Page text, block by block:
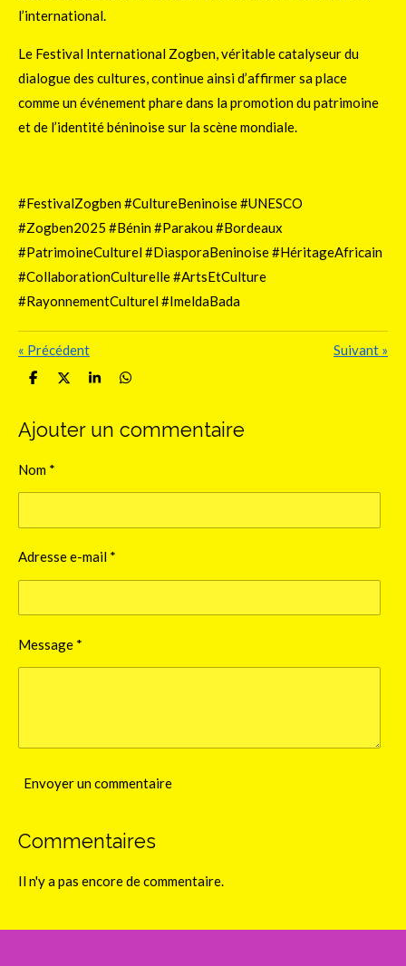
l’international.
Le Festival International Zogben, véritable catalyseur du
dialogue des cultures, continue ainsi d’affirmer sa place
comme un événement phare dans la promotion du patrimoine
et de l’identité béninoise sur la scène mondiale.
#FestivalZogben #CultureBeninoise #UNESCO
#Zogben2025 #Bénin #Parakou #Bordeaux
#PatrimoineCulturel #DiasporaBeninoise #HéritageAfricain
#CollaborationCulturelle #ArtsEtCulture
#RayonnementCulturel #ImeldaBada
« Précédent Suivant »
P
t
a
e
r
P
t
a
P
t
a
P
t
a
Ajouter un commentaire
Nom *
Adresse e-mail *
Message *
Envoyer un commentaire
Commentaires
Il n'y a pas encore de commentaire.